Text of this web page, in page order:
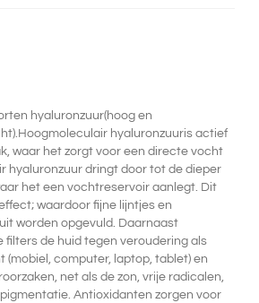
hyaluronzuur(hoog en
hyaluronzuuris actief
waar het zorgt voor een directe vocht
hyaluronzuur dringt door tot de dieper
het een vochtreservoir aanlegt. Dit
waardoor fijne lijntjes en
worden opgevuld. Daarnaast
filters de huid tegen veroudering als
(mobiel, computer, laptop, tablet) en
net als de zon, vrije radicalen,
Antioxidanten zorgen voor